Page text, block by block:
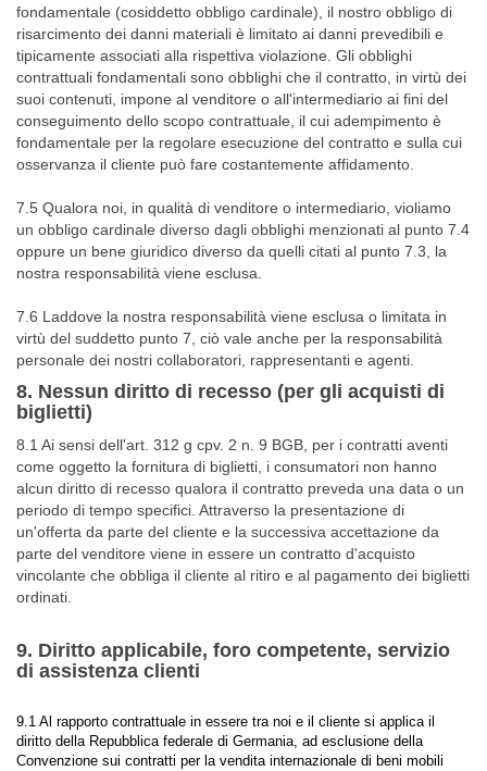
fondamentale (cosiddetto obbligo cardinale), il nostro obbligo di
risarcimento dei danni materiali è limitato ai danni prevedibili e
tipicamente associati alla rispettiva violazione. Gli obblighi
contrattuali fondamentali sono obblighi che il contratto, in virtù dei
suoi contenuti, impone al venditore o all'intermediario ai fini del
conseguimento dello scopo contrattuale, il cui adempimento è
fondamentale per la regolare esecuzione del contratto e sulla cui
osservanza il cliente può fare costantemente affidamento.
7.5 Qualora noi, in qualità di venditore o intermediario, violiamo
un obbligo cardinale diverso dagli obblighi menzionati al punto 7.4
oppure un bene giuridico diverso da quelli citati al punto 7.3, la
nostra responsabilità viene esclusa.
7.6 Laddove la nostra responsabilità viene esclusa o limitata in
virtù del suddetto punto 7, ciò vale anche per la responsabilità
personale dei nostri collaboratori, rappresentanti e agenti.
8. Nessun diritto di recesso (per gli acquisti di
biglietti)
8.1 Ai sensi dell'art. 312 g cpv. 2 n. 9 BGB, per i contratti aventi
come oggetto la fornitura di biglietti, i consumatori non hanno
alcun diritto di recesso qualora il contratto preveda una data o un
periodo di tempo specifici. Attraverso la presentazione di
un'offerta da parte del cliente e la successiva accettazione da
parte del venditore viene in essere un contratto d'acquisto
vincolante che obbliga il cliente al ritiro e al pagamento dei biglietti
ordinati.
9. Diritto applicabile, foro competente, servizio
di assistenza clienti
9.1 Al rapporto contrattuale in essere tra noi e il cliente si applica il
diritto della Repubblica federale di Germania, ad esclusione della
Convenzione sui contratti per la vendita internazionale di beni mobili